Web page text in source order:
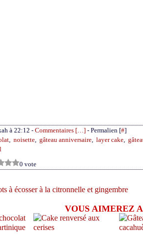
à 22:12 - Commentaires […] - Permalien [#]
, noisette, gâteau anniversaire, layer cake,
0 vote
à écosser à la citronnelle et gingembre
VOUS AIMEREZ